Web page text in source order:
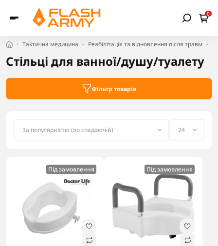
0
Тактична медицина Реабілітація та відновлення після травм
Стільці для ванної/душу/туалету
Фільтр товарів
Під замовлення Під замовлення